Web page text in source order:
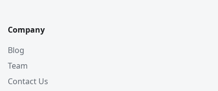
Company
Blog
Team
Contact Us